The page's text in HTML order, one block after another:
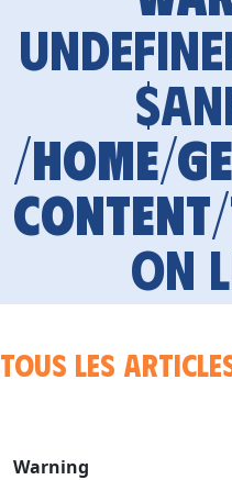
/home/
content/
on
Tous les
Warning